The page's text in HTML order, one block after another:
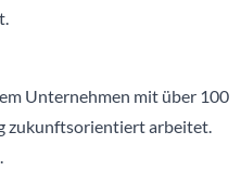
Unternehmen mit über 100
zukunftsorientiert arbeitet.